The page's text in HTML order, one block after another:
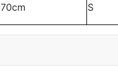
70cm S